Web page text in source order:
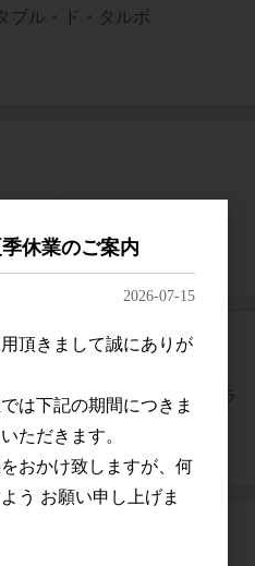
ブル・ド・タルボ
ー・タルボ・カイユー・ブラ
休業のご案内
2026-07-15
頂きまして誠にありが
は下記の期間につきま
ただきます。
おかけ致しますが、何
う お願い申し上げま